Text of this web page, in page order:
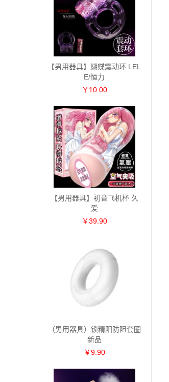
【男用器具】蝴蝶震动环 LEL
E/恒力
￥10.00
【男用器具】初音飞机杯 久
爱
￥39.90
（男用器具）锁精阳防阻套圈
新品
￥9.90